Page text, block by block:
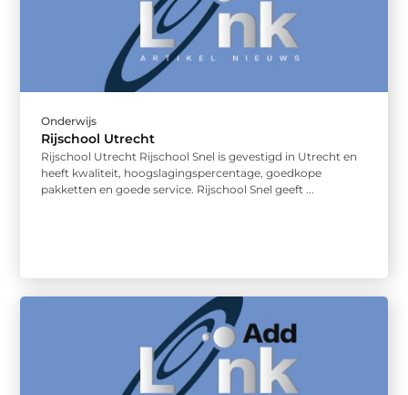
Onderwijs
Rijschool Utrecht
Rijschool Utrecht Rijschool Snel is gevestigd in Utrecht en
heeft kwaliteit, hoogslagingspercentage, goedkope
pakketten en goede service. Rijschool Snel geeft ...